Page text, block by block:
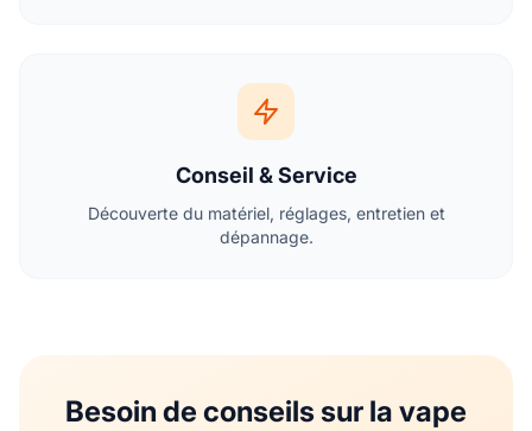
Conseil & Service
Découverte du matériel, réglages, entretien et
dépannage.
Besoin de conseils sur la vape